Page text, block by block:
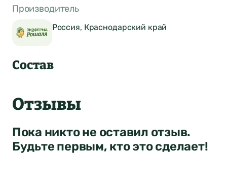
Производитель
Россия, Краснодарский край
Состав
Отзывы
Пока никто не оставил отзыв.
Будьте первым, кто это сделает!
о продукте
ФИО*
Город был